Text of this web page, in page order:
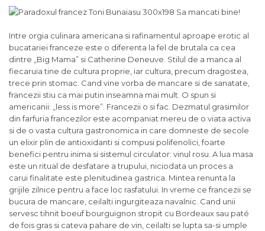
Intre orgia culinara americana si rafinamentul aproape erotic al
bucatariei franceze este o diferenta la fel de brutala ca cea
dintre „Big Mama” si Catherine Deneuve. Stilul de a manca al
fiecaruia tine de cultura proprie, iar cultura, precum dragostea,
trece prin stomac. Cand vine vorba de mancare si de sanatate,
francezii stiu ca mai putin inseamna mai mult. O spun si
americanii: „less is more”. Francezii o si fac. Dezmatul grasimilor
din farfuria francezilor este acompaniat mereu de o viata activa
si de o vasta cultura gastronomica in care domneste de secole
un elixir plin de antioxidanti si compusi polifenolici, foarte
benefici pentru inima si sistemul circulator: vinul rosu. A lua masa
este un ritual de desfatare a trupului, niciodata un proces a
carui finalitate este plenitudinea gastrica. Mintea renunta la
grijile zilnice pentru a face loc rasfatului. In vreme ce francezii se
bucura de mancare, ceilalti ingurgiteaza navalnic. Cand unii
servesc tihnit boeuf bourguignon stropit cu Bordeaux sau paté
de fois gras si cateva pahare de vin, ceilalti se lupta sa-si umple